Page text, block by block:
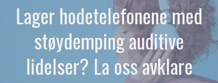
Lager hodetelefonene med
støydemping auditive
lidelser? La oss avklare